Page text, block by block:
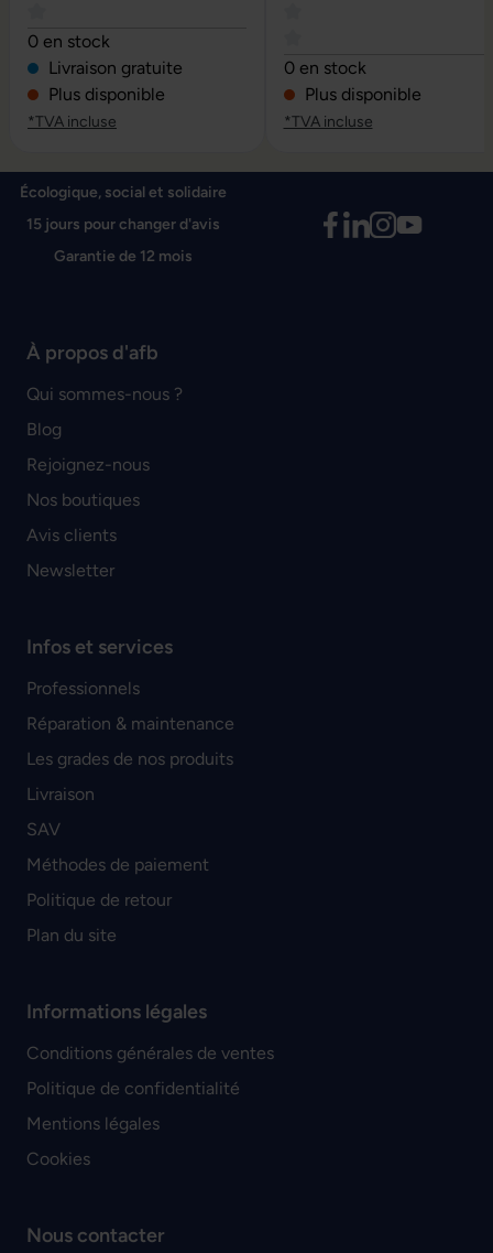
Note moyenne de 4 sur 5 étoiles
0 en stock
Livraison gratuite
Plus disponible
*TVA incluse
Note moyenne de 0 sur 5
0 en stock
Plus disponible
*TVA incluse
Écologique, social et solidaire
15 jours pour changer d'avis
Garantie de 12 mois
À propos d'afb
Qui sommes-nous ?
Blog
Rejoignez-nous
Nos boutiques
Avis clients
Newsletter
Infos et services
Professionnels
Réparation & maintenance
Les grades de nos produits
Livraison
SAV
Méthodes de paiement
Politique de retour
Plan du site
Informations légales
Conditions générales de ventes
Politique de confidentialité
Mentions légales
Cookies
Nous contacter